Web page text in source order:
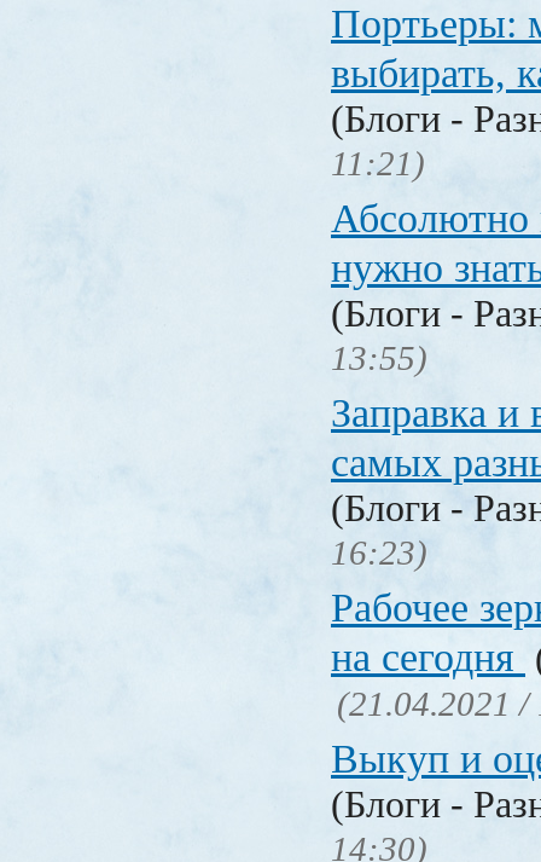
Портьеры:
выбирать,
(Блоги -
11:21)
Абсолютно
нужно
(Блоги -
13:55)
Заправка и
самых
(Блоги -
16:23)
Рабочее
на сегодня
(21.04.2021 /
Выкуп и
(Блоги -
14:30)